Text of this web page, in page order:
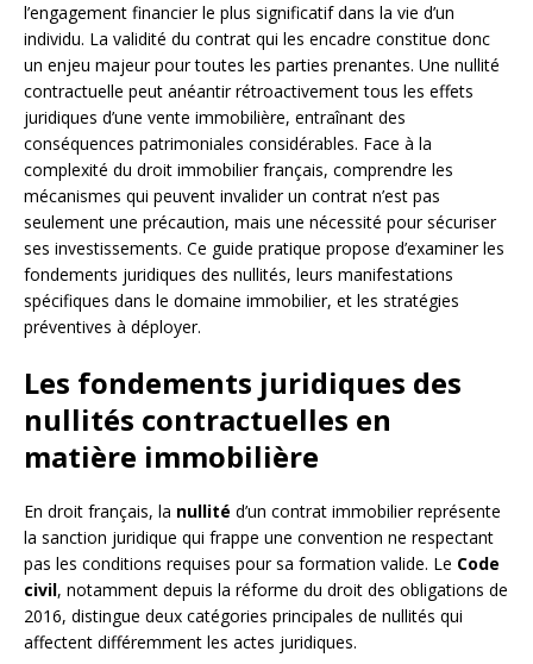
l’engagement financier le plus significatif dans la vie d’un
individu. La validité du contrat qui les encadre constitue donc
un enjeu majeur pour toutes les parties prenantes. Une nullité
contractuelle peut anéantir rétroactivement tous les effets
juridiques d’une vente immobilière, entraînant des
conséquences patrimoniales considérables. Face à la
complexité du droit immobilier français, comprendre les
mécanismes qui peuvent invalider un contrat n’est pas
seulement une précaution, mais une nécessité pour sécuriser
ses investissements. Ce guide pratique propose d’examiner les
fondements juridiques des nullités, leurs manifestations
spécifiques dans le domaine immobilier, et les stratégies
préventives à déployer.
Les fondements juridiques des
nullités contractuelles en
matière immobilière
En droit français, la nullité d’un contrat immobilier représente
la sanction juridique qui frappe une convention ne respectant
pas les conditions requises pour sa formation valide. Le Code
civil, notamment depuis la réforme du droit des obligations de
2016, distingue deux catégories principales de nullités qui
affectent différemment les actes juridiques.